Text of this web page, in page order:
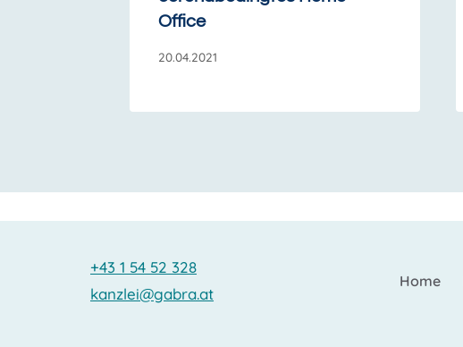
Office
20.04.2021
+43 1 54 52 328
kanzlei@gabra.at
Home